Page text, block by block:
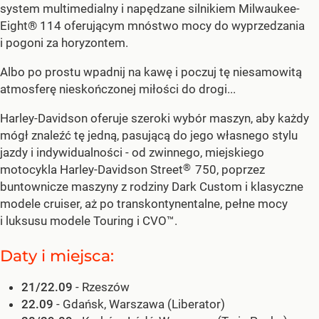
system multimedialny i napędzane silnikiem Milwaukee-
Eight® 114 oferującym mnóstwo mocy do wyprzedzania
i pogoni za horyzontem.
Albo po prostu wpadnij na kawę i poczuj tę niesamowitą
atmosferę nieskończonej miłości do drogi...
Harley-Davidson oferuje szeroki wybór maszyn, aby każdy
mógł znaleźć tę jedną, pasującą do jego własnego stylu
jazdy i indywidualności - od zwinnego, miejskiego
motocykla Harley-Davidson Street® 750, poprzez
buntownicze maszyny z rodziny Dark Custom i klasyczne
modele cruiser, aż po transkontynentalne, pełne mocy
i luksusu modele Touring i CVO™.
Daty i miejsca:
21/22.09 - Rzeszów
22.09 - Gdańsk, Warszawa (Liberator)